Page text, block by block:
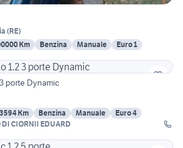
(RE)
Km Benzina Manuale
Euro 1
porte Dynamic
Km Benzina Manuale
Euro 4
DI CIORNII EDUARD